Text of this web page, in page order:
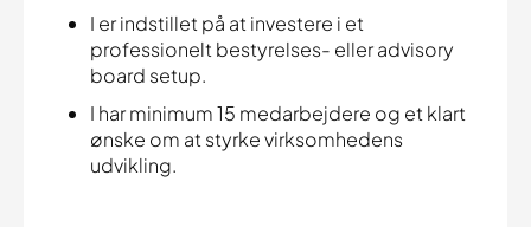
I er indstillet på at investere i et
professionelt bestyrelses- eller advisory
board setup.
I har minimum 15 medarbejdere og et klart
ønske om at styrke virksomhedens
udvikling.